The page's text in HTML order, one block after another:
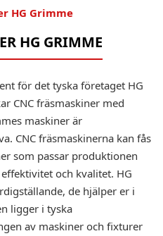
HG Grimme
HG GRIMME
för det tyska företaget HG
CNC fräsmaskiner med
maskiner är
CNC fräsmaskinerna kan fås
som passar produktionen
och kvalitet. HG
de hjälper er i
ligger i tyska
av maskiner och fixturer